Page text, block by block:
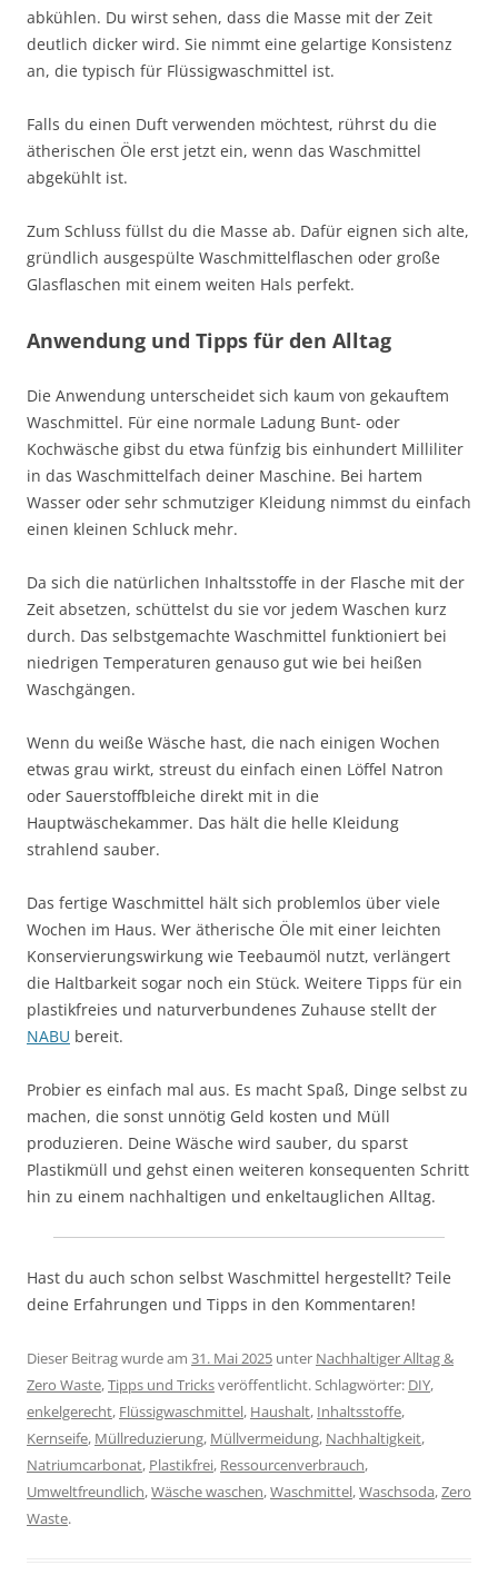
abkühlen. Du wirst sehen, dass die Masse mit der Zeit
deutlich dicker wird. Sie nimmt eine gelartige Konsistenz
an, die typisch für Flüssigwaschmittel ist.
Falls du einen Duft verwenden möchtest, rührst du die
ätherischen Öle erst jetzt ein, wenn das Waschmittel
abgekühlt ist.
Zum Schluss füllst du die Masse ab. Dafür eignen sich alte,
gründlich ausgespülte Waschmittelflaschen oder große
Glasflaschen mit einem weiten Hals perfekt.
Anwendung und Tipps für den Alltag
Die Anwendung unterscheidet sich kaum von gekauftem
Waschmittel. Für eine normale Ladung Bunt- oder
Kochwäsche gibst du etwa fünfzig bis einhundert Milliliter
in das Waschmittelfach deiner Maschine. Bei hartem
Wasser oder sehr schmutziger Kleidung nimmst du einfach
einen kleinen Schluck mehr.
Da sich die natürlichen Inhaltsstoffe in der Flasche mit der
Zeit absetzen, schüttelst du sie vor jedem Waschen kurz
durch. Das selbstgemachte Waschmittel funktioniert bei
niedrigen Temperaturen genauso gut wie bei heißen
Waschgängen.
Wenn du weiße Wäsche hast, die nach einigen Wochen
etwas grau wirkt, streust du einfach einen Löffel Natron
oder Sauerstoffbleiche direkt mit in die
Hauptwäschekammer. Das hält die helle Kleidung
strahlend sauber.
Das fertige Waschmittel hält sich problemlos über viele
Wochen im Haus. Wer ätherische Öle mit einer leichten
Konservierungswirkung wie Teebaumöl nutzt, verlängert
die Haltbarkeit sogar noch ein Stück. Weitere Tipps für ein
plastikfreies und naturverbundenes Zuhause stellt der
NABU bereit.
Probier es einfach mal aus. Es macht Spaß, Dinge selbst zu
machen, die sonst unnötig Geld kosten und Müll
produzieren. Deine Wäsche wird sauber, du sparst
Plastikmüll und gehst einen weiteren konsequenten Schritt
hin zu einem nachhaltigen und enkeltauglichen Alltag.
Hast du auch schon selbst Waschmittel hergestellt? Teile
deine Erfahrungen und Tipps in den Kommentaren!
Dieser Beitrag wurde am 31. Mai 2025 unter Nachhaltiger Alltag &
Zero Waste,Tipps und Tricksveröffentlicht. Schlagwörter: DIY,
enkelgerecht, Flüssigwaschmittel, Haushalt, Inhaltsstoffe,
Kernseife, Müllreduzierung, Müllvermeidung, Nachhaltigkeit,
Natriumcarbonat, Plastikfrei, Ressourcenverbrauch,
Umweltfreundlich,Wäsche waschen,Waschmittel,Waschsoda,Zero
Waste.